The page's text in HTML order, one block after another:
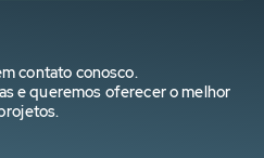
contato conosco.
e queremos oferecer o melhor